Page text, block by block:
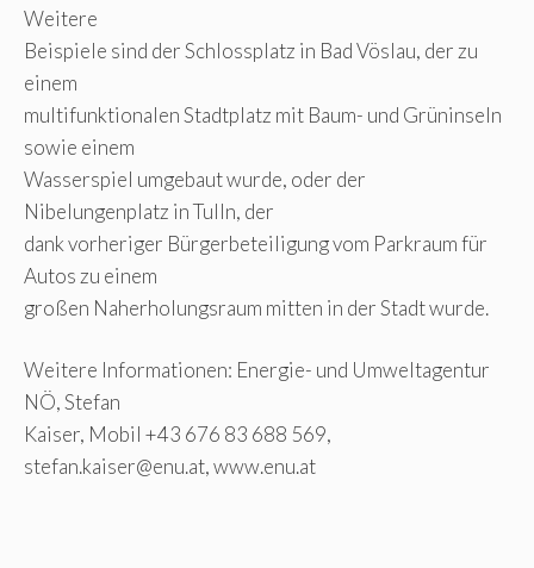
Weitere
Beispiele sind der Schlossplatz in Bad Vöslau, der zu
einem
multifunktionalen Stadtplatz mit Baum- und Grüninseln
sowie einem
Wasserspiel umgebaut wurde, oder der
Nibelungenplatz in Tulln, der
dank vorheriger Bürgerbeteiligung vom Parkraum für
Autos zu einem
großen Naherholungsraum mitten in der Stadt wurde.
Weitere Informationen: Energie- und Umweltagentur
NÖ, Stefan
Kaiser, Mobil +43 676 83 688 569,
stefan.kaiser@enu.at, www.enu.at